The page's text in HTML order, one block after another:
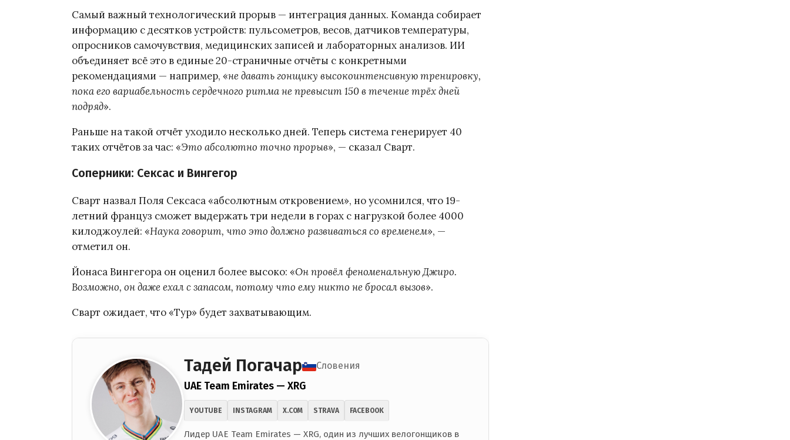
Самый важный технологический прорыв — интеграция данных. Команда собирает
информацию с десятков устройств: пульсометров, весов, датчиков температуры,
опросников самочувствия, медицинских записей и лабораторных анализов. ИИ
объединяет всё это в единые 20-страничные отчёты с конкретными
рекомендациями — например, «не давать гонщику высокоинтенсивную тренировку,
пока его вариабельность сердечного ритма не превысит 150 в течение трёх дней
подряд».
Раньше на такой отчёт уходило несколько дней. Теперь система генерирует 40
таких отчётов за час: «Это абсолютно точно прорыв», — сказал Сварт.
Соперники: Сексас и Вингегор
Сварт назвал Поля Сексаса «абсолютным откровением», но усомнился, что 19-
летний француз сможет выдержать три недели в горах с нагрузкой более 4000
килоджоулей: «Наука говорит, что это должно развиваться со временем», —
отметил он.
Йонаса Вингегора он оценил более высоко: «Он провёл феноменальную Джиро.
Возможно, он даже ехал с запасом, потому что ему никто не бросал вызов».
Сварт ожидает, что «Тур» будет захватывающим.
Тадей Погачар Словения
UAE Team Emirates — XRG
YOUTUBE INSTAGRAM X.COM STRAVA FACEBOOK
Лидер UAE Team Emirates — XRG, один из лучших велогонщиков в